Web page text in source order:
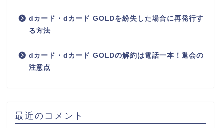
dカード・dカード GOLDを紛失した場合に再発行す
る方法
dカード・dカード GOLDの解約は電話一本！退会の
注意点
最近のコメント